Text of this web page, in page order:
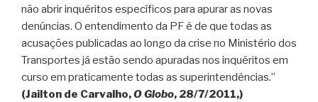
não abrir inquéritos específicos para apurar as novas
denúncias. O entendimento da PF é de que todas as
acusações publicadas ao longo da crise no Ministério dos
Transportes já estão sendo apuradas nos inquéritos em
curso em praticamente todas as superintendências.”
(Jailton de Carvalho,O Globo, 28/7/2011,)